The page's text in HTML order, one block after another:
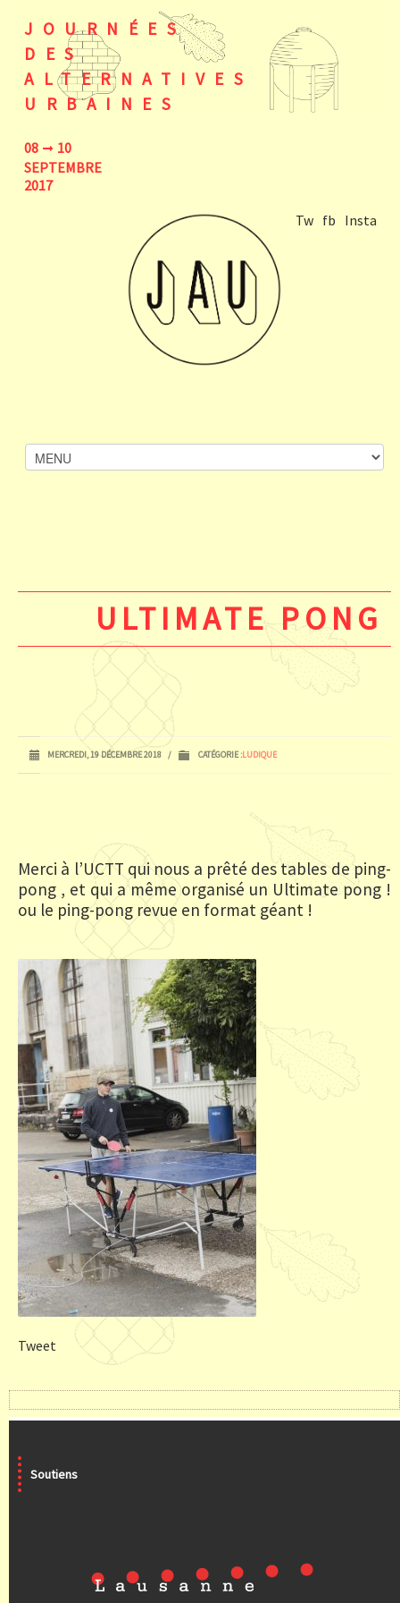
08
10
SEPTEMBRE
2017
JOURNÉES
DES
ALTERNATIVES
URBAINES
Tw fb Insta
ULTIMATE PONG
MERCREDI, 19 DÉCEMBRE 2018 / CATÉGORIE :LUDIQUE
Merci à l’UCTT qui nous a prêté des tables de ping-
pong , et qui a même organisé un Ultimate pong !
ou le ping-pong revue en format géant !
Tweet
Soutiens